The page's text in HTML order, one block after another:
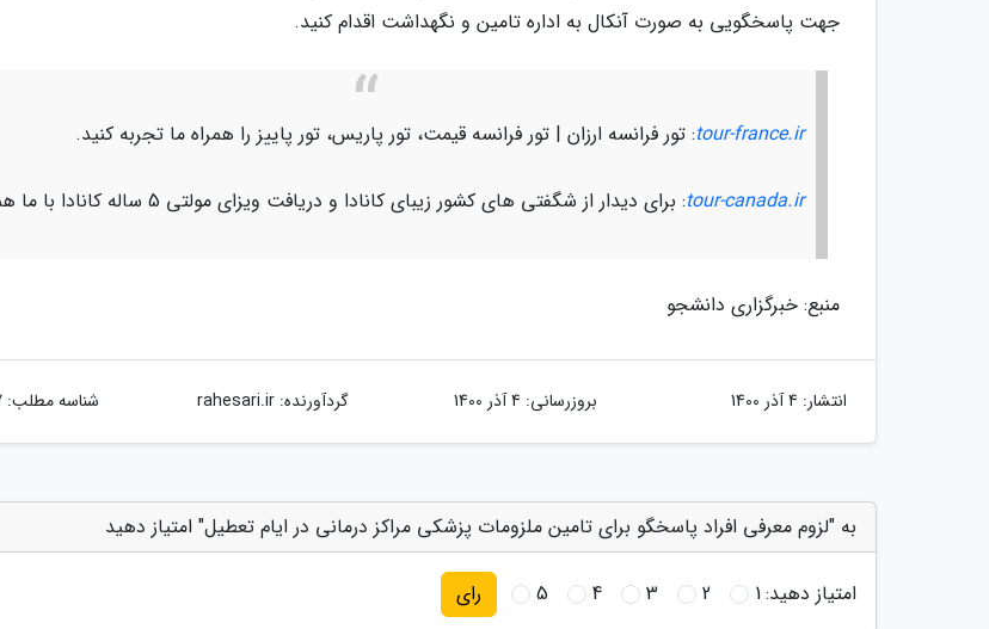
جهت پاسخگویی به صورت آنکال به اداره تامین و نگهداشت اقدام کنید.
tour-france.ir: تور فرانسه ارزان | تور فرانسه قیمت، تور پاریس، تور پاییز را همراه ما تجربه کنید.
tour-canada.ir: برای دیدار از شگفتی های کشور زیبای کانادا و دریافت ویزای مولتی 5 ساله کانادا با ما همراه باشید.
منبع: خبرگزاری دانشجو
انتشار: 4 آذر 1400 بروزرسانی: 4 آذر 1400 گردآورنده:rahesari.ir شناسه مطلب: 8447
به "لزوم معرفی افراد پاسخگو برای تامین ملزومات پزشکی مراکز درمانی در ایام تعطیل" امتیاز دهید
امتیاز دهید:1
2
3
4
5 رای